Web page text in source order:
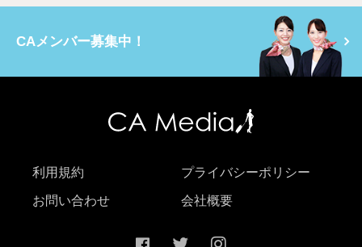
CAメンバー募集中！
利用規約 プライバシーポリシー
お問い合わせ 会社概要